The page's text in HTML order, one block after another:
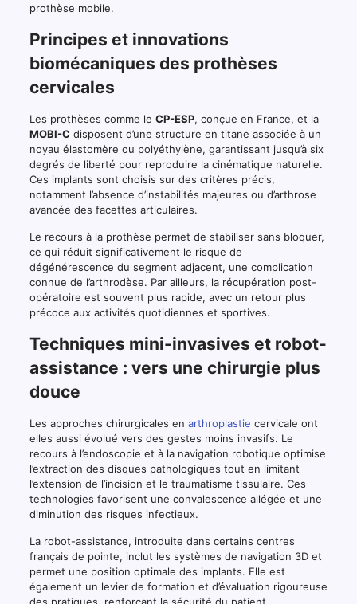
prothèse mobile.
Principes et innovations
biomécaniques des prothèses
cervicales
Les prothèses comme le CP-ESP, conçue en France, et la
MOBI-C disposent d’une structure en titane associée à un
noyau élastomère ou polyéthylène, garantissant jusqu’à six
degrés de liberté pour reproduire la cinématique naturelle.
Ces implants sont choisis sur des critères précis,
notamment l’absence d’instabilités majeures ou d’arthrose
avancée des facettes articulaires.
Le recours à la prothèse permet de stabiliser sans bloquer,
ce qui réduit significativement le risque de
dégénérescence du segment adjacent, une complication
connue de l’arthrodèse. Par ailleurs, la récupération post-
opératoire est souvent plus rapide, avec un retour plus
précoce aux activités quotidiennes et sportives.
Techniques mini-invasives et robot-
assistance : vers une chirurgie plus
douce
Les approches chirurgicales en arthroplastie cervicale ont
elles aussi évolué vers des gestes moins invasifs. Le
recours à l’endoscopie et à la navigation robotique optimise
l’extraction des disques pathologiques tout en limitant
l’extension de l’incision et le traumatisme tissulaire. Ces
technologies favorisent une convalescence allégée et une
diminution des risques infectieux.
La robot-assistance, introduite dans certains centres
français de pointe, inclut les systèmes de navigation 3D et
permet une position optimale des implants. Elle est
également un levier de formation et d’évaluation rigoureuse